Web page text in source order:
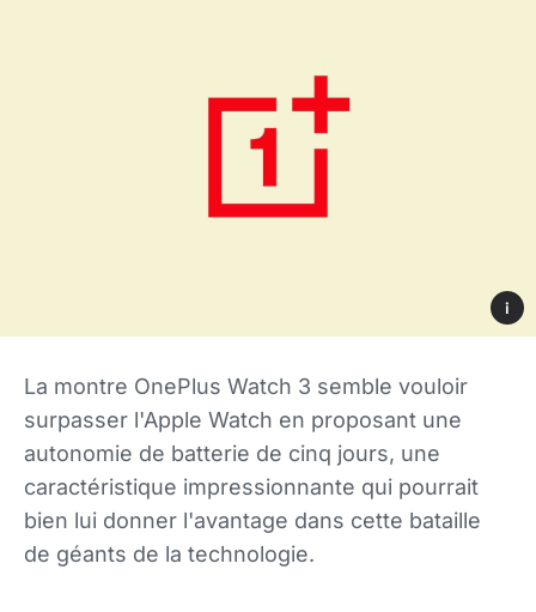
i
La montre OnePlus Watch 3 semble vouloir
surpasser l'Apple Watch en proposant une
autonomie de batterie de cinq jours, une
caractéristique impressionnante qui pourrait
bien lui donner l'avantage dans cette bataille
de géants de la technologie.